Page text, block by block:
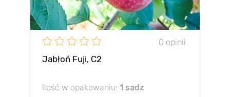
0 opinii
Jabłoń Fuji, С2
Ilość w opakowaniu: 1 sadz